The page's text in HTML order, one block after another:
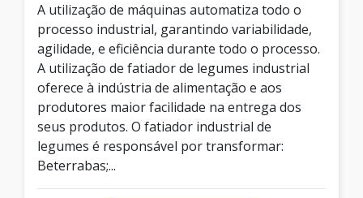
A utilização de máquinas automatiza todo o
processo industrial, garantindo variabilidade,
agilidade, e eficiência durante todo o processo.
A utilização de fatiador de legumes industrial
oferece à indústria de alimentação e aos
produtores maior facilidade na entrega dos
seus produtos. O fatiador industrial de
legumes é responsável por transformar:
Beterrabas;...